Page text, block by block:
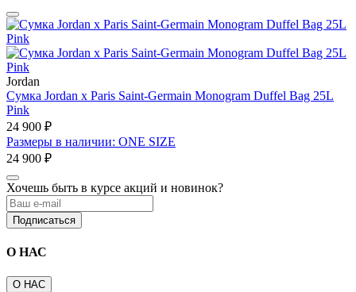
Jordan
Сумка Jordan x Paris Saint-Germain Monogram Duffel Bag 25L
Pink
24 900 ₽
Размеры в наличии: ONE SIZE
24 900 ₽
Хочешь быть в курсе акций и новинок?
Подписаться
О НАС
О НАС